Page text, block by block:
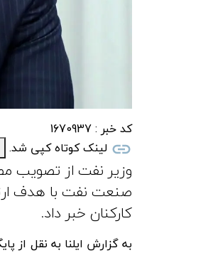
کد خبر :1670937
لینک کوتاه کپی شد.
صنعت نفت با هدف
کارکنان خبر داد.